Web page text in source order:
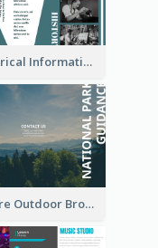
Historical Informational Tri Fold Brochure
Nature Outdoor Brochure